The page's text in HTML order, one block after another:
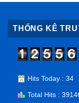
THỐNG KÊ
Hits Today : 34
Total Hits :